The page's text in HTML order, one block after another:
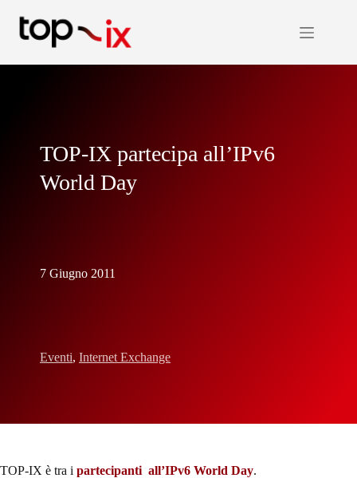
contenuto
TOP-IX partecipa all’IPv6
World Day
7 Giugno 2011
Eventi, Internet Exchange
TOP-IX è tra i partecipanti all’IPv6 World Day.